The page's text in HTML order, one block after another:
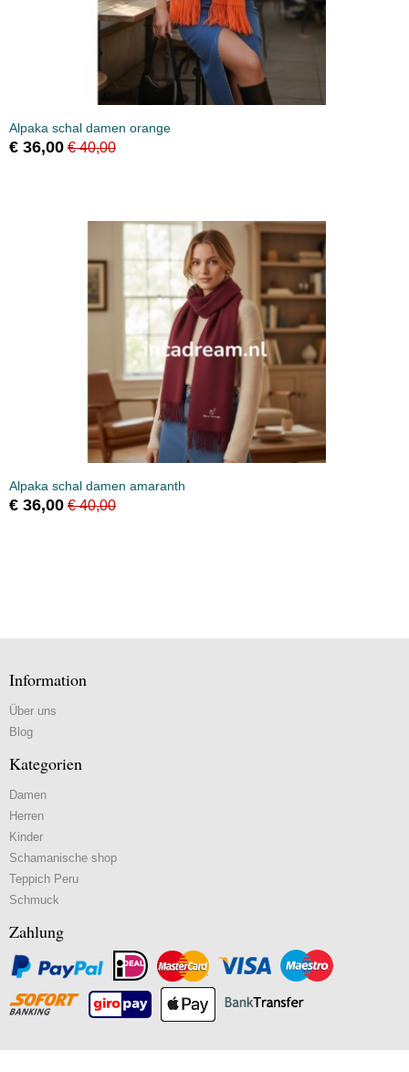
Alpaka schal damen orange
€ 36,00 € 40,00
Alpaka schal damen amaranth
€ 36,00 € 40,00
Information
Über uns
Blog
Kategorien
Damen
Herren
Kinder
Schamanische shop
Teppich Peru
Schmuck
Zahlung